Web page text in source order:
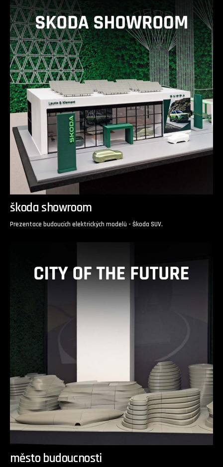
škoda showroom
Prezentace budoucích elektrických modelů - Škoda SUV.
město budoucnosti